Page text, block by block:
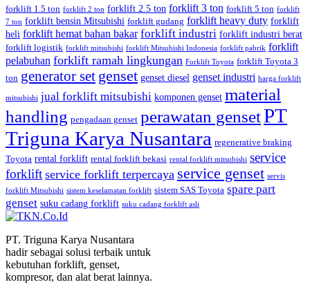
forklift 1.5 ton forklift 2 ton forklift 2.5 ton forklift 3 ton forklift 5 ton forklift
7 ton forklift bensin Mitsubishi forklift gudang forklift heavy duty forklift
heli forklift hemat bahan bakar forklift industri forklift industri berat
forklift logistik forklift mitsubishi forklift Mitsubishi Indonesia forklift pabrik forklift
pelabuhan forklift ramah lingkungan Forklift Toyota forklift Toyota 3
ton generator set genset genset diesel genset industri harga forklift
mitsubishi jual forklift mitsubishi komponen genset material
handling pengadaan genset perawatan gensetPT
Triguna Karya Nusantara regenerative braking
Toyota rental forklift rental forklift bekasi rental forklift mitsubishi service
forklift service forklift terpercaya service genset servis
forklift Mitsubishi sistem keselamatan forklift sistem SAS Toyota spare part
genset suku cadang forklift suku cadang forklift asli
PT. Triguna Karya Nusantara
hadir sebagai solusi terbaik untuk
kebutuhan forklift, genset,
kompresor, dan alat berat lainnya.